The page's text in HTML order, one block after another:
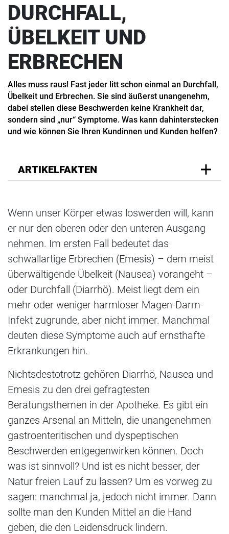
DURCHFALL,
ÜBELKEIT UND
ERBRECHEN
Alles muss raus! Fast jeder litt schon einmal an Durchfall,
Übelkeit und Erbrechen. Sie sind äußerst unangenehm,
dabei stellen diese Beschwerden keine Krankheit dar,
sondern sind „nur“ Symptome. Was kann dahinterstecken
und wie können Sie Ihren Kundinnen und Kunden helfen?
ARTIKELFAKTEN
Wenn unser Körper etwas loswerden will, kann
er nur den oberen oder den unteren Ausgang
nehmen. Im ersten Fall bedeutet das
schwallartige Erbrechen (Emesis) – dem meist
überwältigende Übelkeit (Nausea) vorangeht –
oder Durchfall (Diarrhö). Meist liegt dem ein
mehr oder weniger harmloser Magen-Darm-
Infekt zugrunde, aber nicht immer. Manchmal
deuten diese Symptome auch auf ernsthafte
Erkrankungen hin.
Nichtsdestotrotz gehören Diarrhö, Nausea und
Emesis zu den drei gefragtesten
Beratungsthemen in der Apotheke. Es gibt ein
ganzes Arsenal an Mitteln, die unangenehmen
gastroenteritischen und dyspeptischen
Beschwerden entgegenwirken können. Doch
was ist sinnvoll? Und ist es nicht besser, der
Natur freien Lauf zu lassen? Um es vorweg zu
sagen: manchmal ja, jedoch nicht immer. Dann
sollte man den Kunden Mittel an die Hand
geben, die den Leidensdruck lindern.